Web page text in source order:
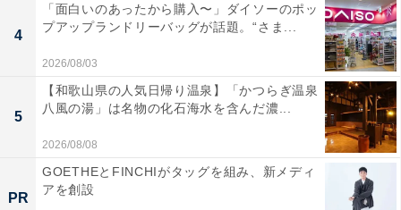
4
「面白いのあったから購入〜」ダイソーのポッ
プアップランドリーバッグが話題。“さま...
2026/08/03
5
【和歌山県の人気日帰り温泉】「かつらぎ温泉
八風の湯」は名物の化石海水を含んだ濃...
2026/08/08
PR
GOETHEとFINCHIがタッグを組み、新メディ
アを創設